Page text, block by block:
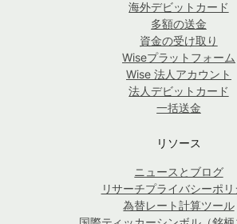
海外デビットカード
多額の送金
資金の受け取り
Wiseプラットフォーム
Wise 法人アカウント
法人デビットカード
一括送金
リソース
ニュースとブログ
リサーチプライバシーポリ
為替レート計算ツール